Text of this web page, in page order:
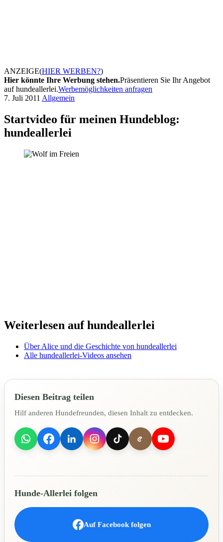
ANZEIGE(HIER WERBEN?)
Hier könnte Ihre Werbung stehen.Präsentieren Sie Ihr Angebot
auf hundeallerlei.Werbemöglichkeiten anfragen
7. Juli 2011 Allgemein
Startvideo für meinen Hundeblog:
hundeallerlei
Weiterlesen auf hundeallerlei
Über Alice und die Geschichte von hundeallerlei
Alle hundeallerlei-Videos ansehen
Diesen Beitrag teilen
Hilf anderen Hundefreunden, diesen Inhalt zu entdecken.
Hunde-Allerlei folgen
Auf Facebook folgen